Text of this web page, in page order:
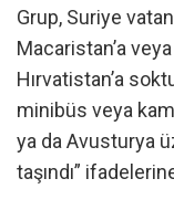
Grup, Suriye
Macaristan’a
Hırvatistan’a
minibüs veya
ya da Avusturya
taşındı”